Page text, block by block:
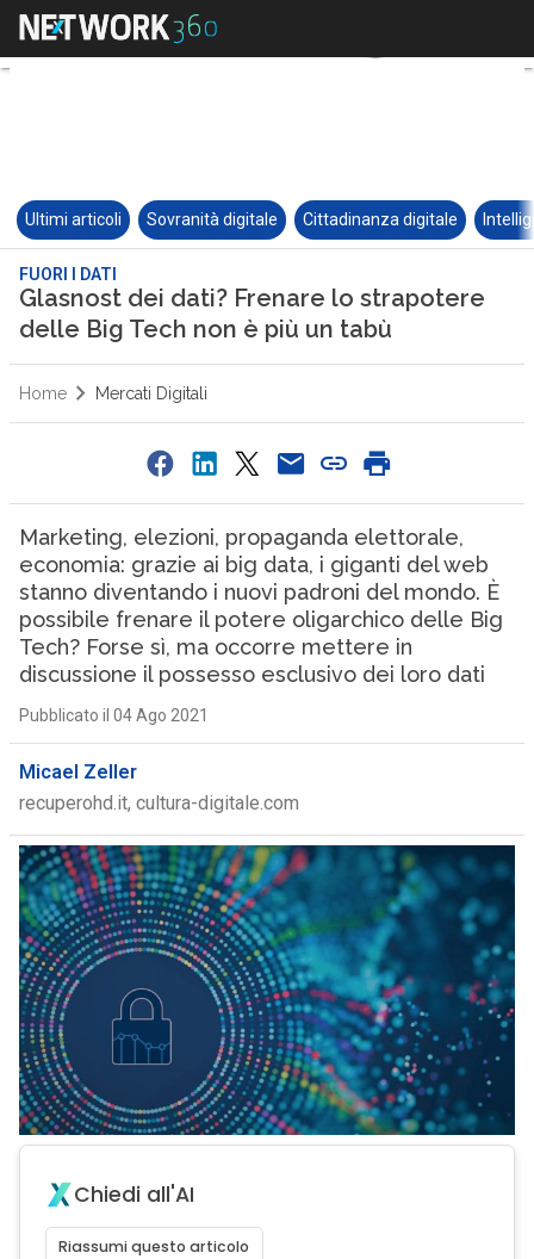
Ultimi articoli Sovranità digitale Cittadinanza digitale
FUORI I DATI
Glasnost dei dati? Frenare lo strapotere
delle Big Tech non è più un tabù
Home Mercati Digitali
Marketing, elezioni, propaganda elettorale,
economia: grazie ai big data, i giganti del web
stanno diventando i nuovi padroni del mondo. È
possibile frenare il potere oligarchico delle Big
Tech? Forse sì, ma occorre mettere in
discussione il possesso esclusivo dei loro dati
Pubblicato il 04 Ago 2021
Micael Zeller
recuperohd.it, cultura-digitale.com
Chiedi all'AI
Riassumi questo articolo